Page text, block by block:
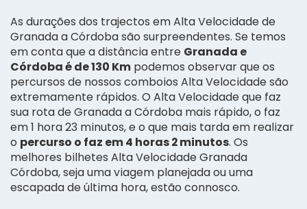
As durações dos trajectos em Alta Velocidade de
Granada a Córdoba são surpreendentes. Se temos
em conta que a distância entre Granada e
Córdoba é de 130 Km podemos observar que os
percursos de nossos comboios Alta Velocidade são
extremamente rápidos. O Alta Velocidade que faz
sua rota de Granada a Córdoba mais rápido, o faz
em 1 hora 23 minutos, e o que mais tarda em realizar
o percurso o faz em 4 horas 2 minutos. Os
melhores bilhetes Alta Velocidade Granada
Córdoba, seja uma viagem planejada ou uma
escapada de última hora, estão connosco.